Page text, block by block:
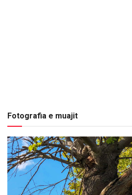
Fotografia e muajit